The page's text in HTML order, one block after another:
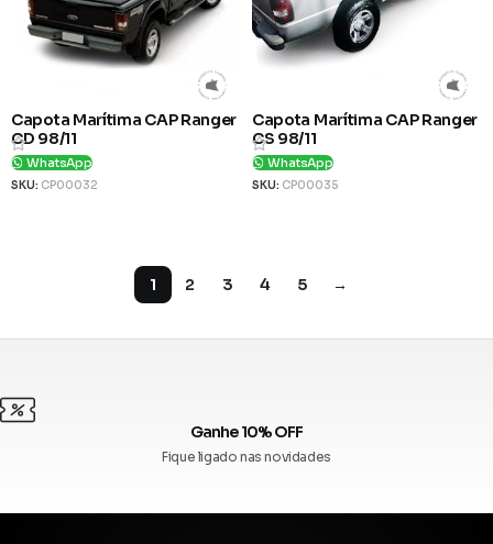
Capota Marítima CAP Ranger
CD 98/11
WhatsApp
SKU: CP00032
Capota Marítima CAP Ranger
CS 98/11
WhatsApp
SKU: CP00035
1 2 3 4 5 →
Até 10x sem juros
Confira as bandeiras aceitas